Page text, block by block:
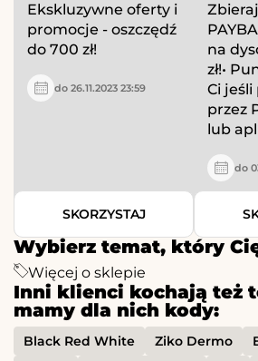
Wybierz temat, który
Więcej o sklepie
Inni klienci kochają też
mamy dla nich kody:
Black Red White Ziko Dermo
Ekskluzywne oferty i
promocje - oszczędź
do 700 zł!
do 26.11.2023 23:59
SKORZYSTAJ
na
zł!•
Ci jeśli
przez
lub
do